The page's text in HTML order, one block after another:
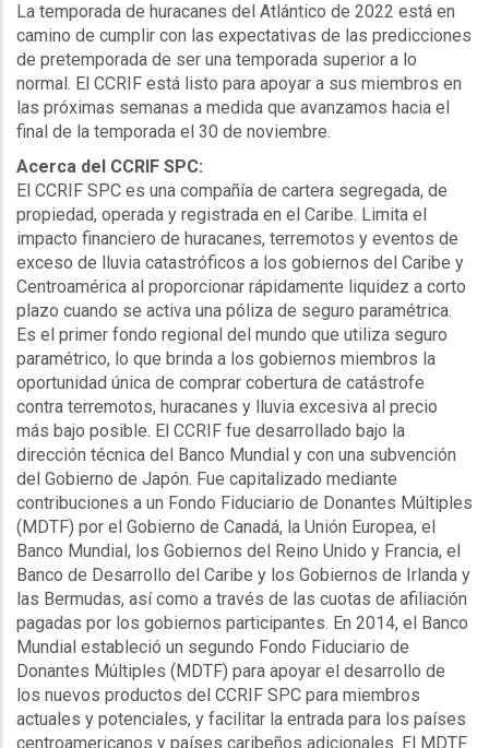
La temporada de huracanes del Atlántico de 2022 está en
camino de cumplir con las expectativas de las predicciones
de pretemporada de ser una temporada superior a lo
normal. El CCRIF está listo para apoyar a sus miembros en
las próximas semanas a medida que avanzamos hacia el
final de la temporada el 30 de noviembre.
Acerca del CCRIF SPC:
El CCRIF SPC es una compañía de cartera segregada, de
propiedad, operada y registrada en el Caribe. Limita el
impacto financiero de huracanes, terremotos y eventos de
exceso de lluvia catastróficos a los gobiernos del Caribe y
Centroamérica al proporcionar rápidamente liquidez a corto
plazo cuando se activa una póliza de seguro paramétrica.
Es el primer fondo regional del mundo que utiliza seguro
paramétrico, lo que brinda a los gobiernos miembros la
oportunidad única de comprar cobertura de catástrofe
contra terremotos, huracanes y lluvia excesiva al precio
más bajo posible. El CCRIF fue desarrollado bajo la
dirección técnica del Banco Mundial y con una subvención
del Gobierno de Japón. Fue capitalizado mediante
contribuciones a un Fondo Fiduciario de Donantes Múltiples
(MDTF) por el Gobierno de Canadá, la Unión Europea, el
Banco Mundial, los Gobiernos del Reino Unido y Francia, el
Banco de Desarrollo del Caribe y los Gobiernos de Irlanda y
las Bermudas, así como a través de las cuotas de afiliación
pagadas por los gobiernos participantes. En 2014, el Banco
Mundial estableció un segundo Fondo Fiduciario de
Donantes Múltiples (MDTF) para apoyar el desarrollo de
los nuevos productos del CCRIF SPC para miembros
actuales y potenciales, y facilitar la entrada para los países
centroamericanos y países caribeños adicionales. El MDTF